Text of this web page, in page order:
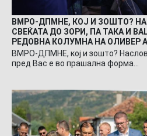
ВМРО-ДПМНЕ, КОЈ И ЗОШТО?
СВЕЌАТА ДО ЗОРИ, ПА ТАКА И
РЕДОВНА КОЛУМНА НА ОЛИВЕР
ВМРО-ДПМНЕ, кој и зошто?
пред Вас е во прашална форма…